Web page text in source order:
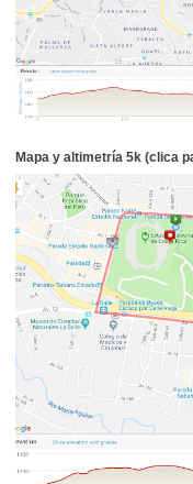
Mapa y altimetría 5k (clica